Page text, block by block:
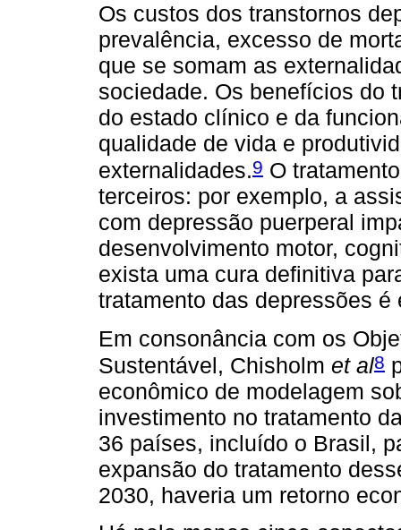
Os custos dos transtornos
prevalência, excesso de
que se somam as
sociedade. Os benefícios do
do estado clínico e da
qualidade de vida e
externalidades.9 O
terceiros: por exemplo, a
com depressão puerperal
desenvolvimento motor,
exista uma cura definitiva
tratamento das depressões
Em consonância com os
Sustentável, Chisholm et al8
econômico de modelagem
investimento no tratamento
36 países, incluído o Brasil,
expansão do tratamento
2030, haveria um retorno